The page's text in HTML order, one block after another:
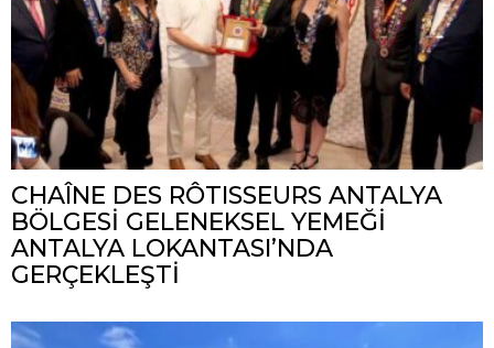
CHAÎNE DES RÔTISSEURS ANTALYA
BÖLGESİ GELENEKSEL YEMEĞİ
ANTALYA LOKANTASI’NDA
GERÇEKLEŞTİ